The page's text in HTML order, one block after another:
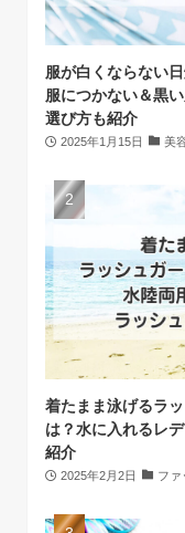
服が白くならない
服につかない＆黒
選び方も紹介
2025年1月15日 美
着たまま泳げるラ
は？水に入れるレ
紹介
2025年2月2日 ファ